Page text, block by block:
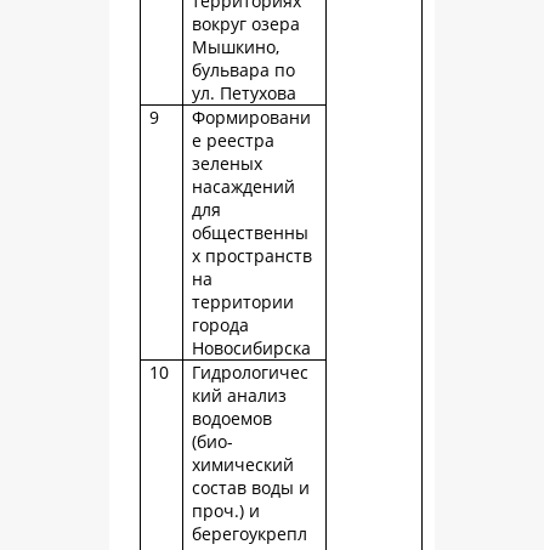
вокруг озера
Мышкино,
бульвара по
ул. Петухова
9
Формировани
е реестра
зеленых
насаждений
для
общественны
х пространств
на
территории
города
Новосибирска
10
Гидрологичес
кий анализ
водоемов
(био-
химический
состав воды и
проч.) и
берегоукрепл